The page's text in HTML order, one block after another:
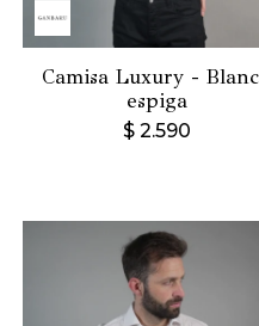
Camisa Luxury -
espiga
$ 2.590